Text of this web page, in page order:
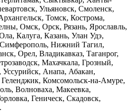
Ульяновск, Смоленск,
Томск, Кострома,
Омск, Орск, Рязань, Ярославль,
Калуга, Казань, Улан Удэ,
Нижний Тагил,
Орел, Владикавказ, Таганрог,
Махачкала, Грозный,
Уссурийск, Анапа, Абакан,
Комсомольск-на-Амуре,
Волноваха, Макеевка,
Геническ, Скадовск,